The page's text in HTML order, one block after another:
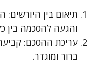
תיאום בין
והגעה להסכמה בין
עריכת ההסכם:
ברור ומוגדר.